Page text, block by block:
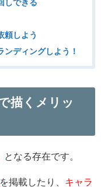
しできる
頼しよう
ンディングしよう！
描くメリッ
となる存在です。
を掲載したり、 キャラ